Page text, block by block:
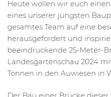
Heute wollen wir euch
eines unserer jüngsten
gesamtes Team auf eine
herausgefordert und
beeindruckende 25-Meter-
Landesgartenschau 2024
Tonnen in den Auwiesen in